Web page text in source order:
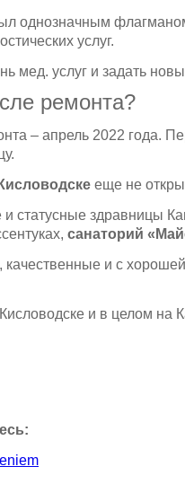
однозначным
услуг.
услуг и задать
ремонта?
– апрель 2022 года.
еще не
статусные здравницы
санаторий
и с
и в целом